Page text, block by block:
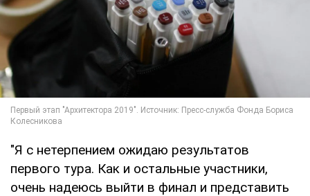
"Я с нетерпением ожидаю результатов
первого тура. Как и остальные участники,
очень надеюсь выйти в финал и представить